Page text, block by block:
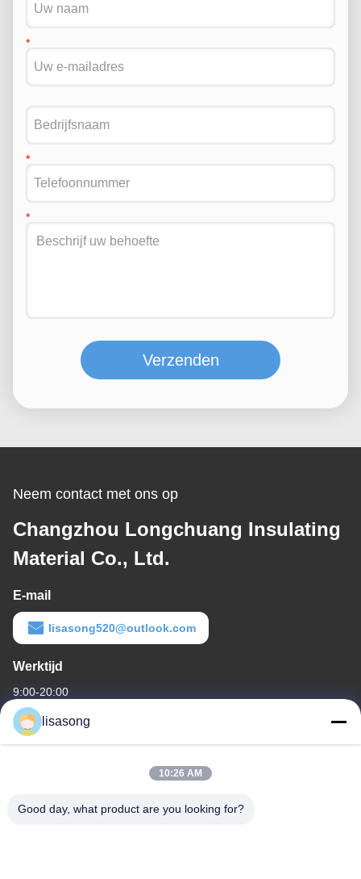
Verzenden
Neem contact met ons op
Changzhou Longchuang Insulating
Material Co., Ltd.
E-mail
lisasong520@outlook.com
Werktijd
9:00-20:00
Ons adres
De bouw van 21, 600 Tongjiang Middenweg Changzhou, Jiangsu,
lisasong
10:26 AM
Good day, what product are you looking for?